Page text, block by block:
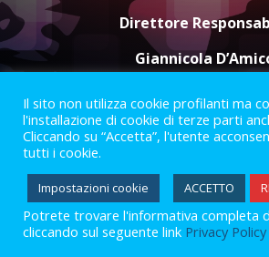
6 Agosto 2026 08:00
Direttore
Giannicola
Termini e Condizioni
Informazioni Legali
Facebook
Instagram
2023 © Gofasano|Powered by
Il sito non utilizza cookie profilanti ma
l'installazione di cookie di terze parti
Cliccando su “Accetta”, l'utente
tutti i cookie.
Impostazioni cookie ACCETTO
Potrete trovare l'informativa completa
cliccando sul seguente link Privacy Policy